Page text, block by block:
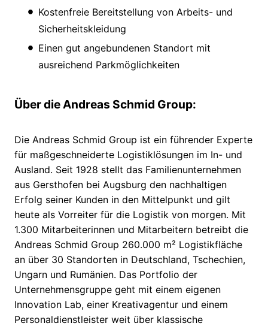
Kostenfreie Bereitstellung von Arbeits- und
Sicherheitskleidung
Einen gut angebundenen Standort mit
ausreichend Parkmöglichkeiten
Über die Andreas Schmid Group:
Die Andreas Schmid Group ist ein führender Experte
für maßgeschneiderte Logistiklösungen im In- und
Ausland. Seit 1928 stellt das Familienunternehmen
aus Gersthofen bei Augsburg den nachhaltigen
Erfolg seiner Kunden in den Mittelpunkt und gilt
heute als Vorreiter für die Logistik von morgen. Mit
1.300 Mitarbeiterinnen und Mitarbeitern betreibt die
Andreas Schmid Group 260.000 m² Logistikfläche
an über 30 Standorten in Deutschland, Tschechien,
Ungarn und Rumänien. Das Portfolio der
Unternehmensgruppe geht mit einem eigenen
Innovation Lab, einer Kreativagentur und einem
Personaldienstleister weit über klassische